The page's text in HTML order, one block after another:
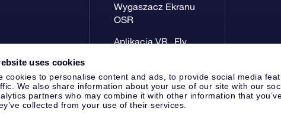
uses cookies
cookies to personalise content and ads, to provide social media
We also share information about your use of our site with our
partners who may combine it with other information that
collected from your use of their services.
Wygaszacz Ekranu
OSR
Aplikacja VR „Fly
Strona